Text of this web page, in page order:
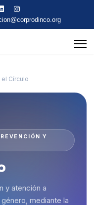
el Círculo
Y
y atención a
mediante la